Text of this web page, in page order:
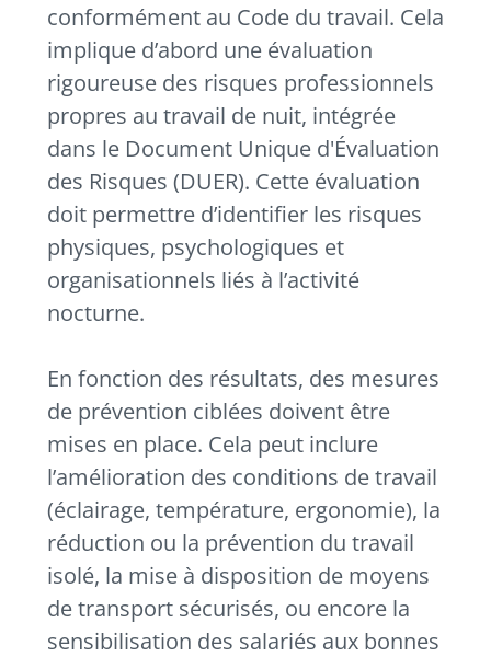
conformément au Code du travail. Cela
implique d’abord une évaluation
rigoureuse des risques professionnels
propres au travail de nuit, intégrée
dans le Document Unique d'Évaluation
des Risques (DUER). Cette évaluation
doit permettre d’identifier les risques
physiques, psychologiques et
organisationnels liés à l’activité
nocturne.
En fonction des résultats, des mesures
de prévention ciblées doivent être
mises en place. Cela peut inclure
l’amélioration des conditions de travail
(éclairage, température, ergonomie), la
réduction ou la prévention du travail
isolé, la mise à disposition de moyens
de transport sécurisés, ou encore la
sensibilisation des salariés aux bonnes